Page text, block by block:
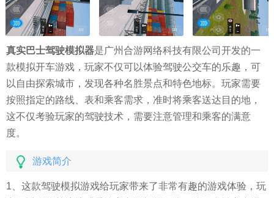
真实巴士驾驶模拟器是广州合游网络科技有限公司开发的一
款模拟开车游戏，玩家不仅可以体验驾驶公交车的乐趣，可
以自由探索城市，发现各种名胜景点和特色地标。玩家需要
按照指定的路线、表和乘客需求，准时将乘客送达目的地，
这不仅考验玩家的驾驶技术，需要注意管理和乘客的满意
度。
游戏简介
1、这款驾驶模拟游戏给玩家带来了非常有趣的游戏体验，玩